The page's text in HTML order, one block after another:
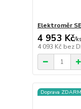
Elektroměr
4 953 Kč/ks
4 093 Kč bez
Doprava